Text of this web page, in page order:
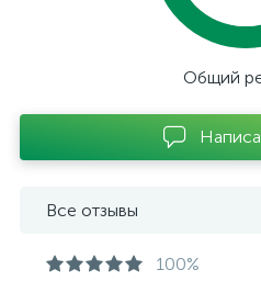
Общий
Все отзывы
100%